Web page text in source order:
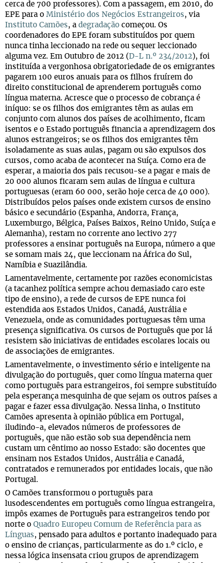
cerca de 700 professores). Com a passagem, em 2010, do
EPE para o Ministério dos Negócios Estrangeiros, via
Instituto Camões, a degradação começou. Os
coordenadores do EPE foram substituídos por quem
nunca tinha leccionado na rede ou sequer leccionado
alguma vez. Em Outubro de 2012 (D-L n.º 234/2012), foi
instituída a vergonhosa obrigatoriedade de os emigrantes
pagarem 100 euros anuais para os filhos fruírem do
direito constitucional de aprenderem português como
língua materna. Acresce que o processo de cobrança é
iníquo: se os filhos dos emigrantes têm as aulas em
conjunto com alunos dos países de acolhimento, ficam
isentos e o Estado português financia a aprendizagem dos
alunos estrangeiros; se os filhos dos emigrantes têm
isoladamente as suas aulas, pagam ou são expulsos dos
cursos, como acaba de acontecer na Suíça. Como era de
esperar, a maioria dos pais recusou-se a pagar e mais de
20 000 alunos ficaram sem aulas de língua e cultura
portuguesas (eram 60 000, serão hoje cerca de 40 000).
Distribuídos pelos países onde existem cursos de ensino
básico e secundário (Espanha, Andorra, França,
Luxemburgo, Bélgica, Países Baixos, Reino Unido, Suíça e
Alemanha), restam no corrente ano lectivo 277
professores a ensinar português na Europa, número a que
se somam mais 24, que leccionam na África do Sul,
Namíbia e Suazilândia.
Lamentavelmente, certamente por razões economicistas
(a tacanhez política sempre achou demasiado caro este
tipo de ensino), a rede de cursos de EPE nunca foi
estendida aos Estados Unidos, Canadá, Austrália e
Venezuela, onde as comunidades portuguesas têm uma
presença significativa. Os cursos de Português que por lá
resistem são iniciativas de entidades escolares locais ou
de associações de emigrantes.
Lamentavelmente, o investimento sério e inteligente na
divulgação do português, quer como língua materna quer
como português para estrangeiros, foi sempre substituído
pela esperança mesquinha de que sejam os outros países a
pagar e fazer essa divulgação. Nessa linha, o Instituto
Camões apresenta à opinião pública em Portugal,
iludindo-a, elevados números de professores de
português, que não estão sob sua dependência nem
custam um cêntimo ao nosso Estado: são docentes que
ensinam nos Estados Unidos, Austrália e Canadá,
contratados e remunerados por entidades locais, que não
Portugal.
O Camões transformou o português para
lusodescendentes em português como língua estrangeira,
impôs exames de Português para estrangeiros tendo por
norte o Quadro Europeu Comum de Referência para as
Línguas, pensado para adultos e portanto inadequado para
o ensino de crianças, particularmente as do 1.º ciclo, e
nessa lógica insensata criou grupos de aprendizagem